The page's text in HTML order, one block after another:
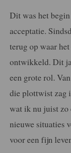
Dit was het
acceptatie.
terug op waar
ontwikkeld. Dit
een grote rol.
die plottwist zag
wat ik nu juist zo
nieuwe situaties
voor een fijn